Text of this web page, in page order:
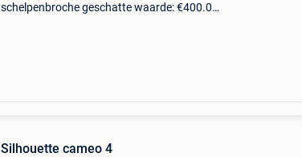
schelpenbroche geschatte waarde: €400.0
Silhouette cameo 4